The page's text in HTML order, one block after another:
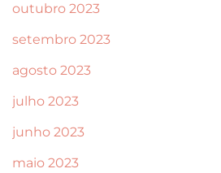
outubro 2023
setembro 2023
agosto 2023
julho 2023
junho 2023
maio 2023